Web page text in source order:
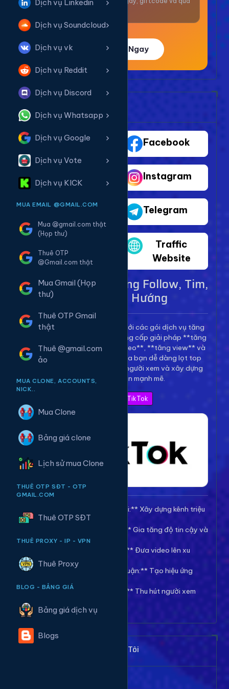
Dịch vụ Linkedin
Dịch vụ Soundcloud
Dịch vụ vk
Dịch vụ Reddit
Dịch vụ Discord
Dịch vụ Whatsapp
Dịch vụ Google
Dịch vụ Vote
Dịch vụ KICK
MUA EMAIL @GMAIL.COM
Mua @gmail.com thật
(Họp thư)
Thuê OTP
@Gmail.com thật
Mua Gmail (Họp
thư)
Thuê OTP Gmail
thật
Thuê @gmail.com
ảo
MUA CLONE, ACCOUNTS,
NICK..
Mua Clone
Bảng giá clone
Lịch sử mua Clone
THUÊ OTP SĐT - OTP
GMAIL.COM
Thuê OTP SĐT
THUÊ PROXY - IP - VPN
Thuê Proxy
BLOG - BẢNG GIÁ
Bảng giá dịch vụ
Blogs
Trải Nghiệm Ngay
TikTok Facebook
Instagram
Shopee Telegram
Traffic
Website
Dịch Vụ TikTok - Tăng Follow, Tim,
View Lên Xu Hướng
Bùng nổ kênh TikTok của bạn với các gói dịch vụ tăng
trưởng toàn diện. Chúng tôi cung cấp giải pháp **tăng
follow TikTok**, **tăng tim video**, **tăng view** và
**bình luận** để giúp video của bạn dễ dàng lọt top
thịnh hành, thu hút hàng triệu người xem và xây dựng
thương hiệu cá nhân mạnh mẽ.
Xem Bảng Giá TikTok
🚀 **Tăng Follow/Theo dõi:** Xây dựng kênh triệu
follow uy tín.
❤️ **Tăng Tim/Like Video:** Gia tăng độ tin cậy và
viral cho video.
👀 **Tăng View/Lượt xem:** Đưa video lên xu
hướng nhanh chóng.
💬 **Tăng Comment/Bình luận:** Tạo hiệu ứng
thảo luận sôi nổi.
👁️ **Tăng Mắt Livestream:** Thu hút người xem
Khách Hàng Nói Gì Về Chúng Tôi